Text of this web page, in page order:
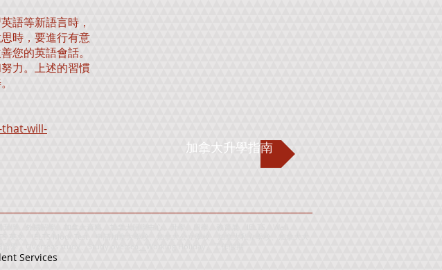
語等新語言時，
時，要進行有意
您的英語會話。
力。上述的習慣
will-
加拿大升學指南
Services